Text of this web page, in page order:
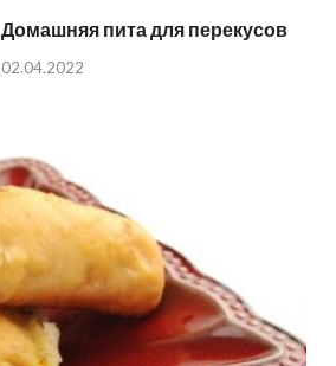
Домашняя пита для перекусов
02.04.2022